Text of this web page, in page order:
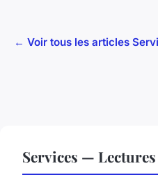
← Voir tous les articles
Services —